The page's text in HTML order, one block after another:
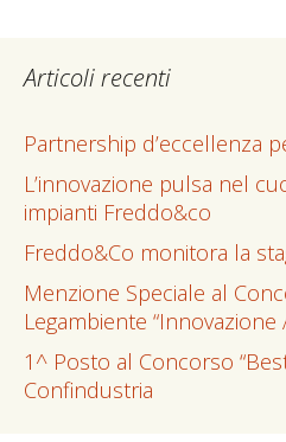
Articoli recenti
Partnership d’eccellenza
L’innovazione pulsa nel
impianti Freddo&co
Freddo&Co monitora la
Menzione Speciale al
Legambiente “Innovazione
1^ Posto al Concorso
Confindustria